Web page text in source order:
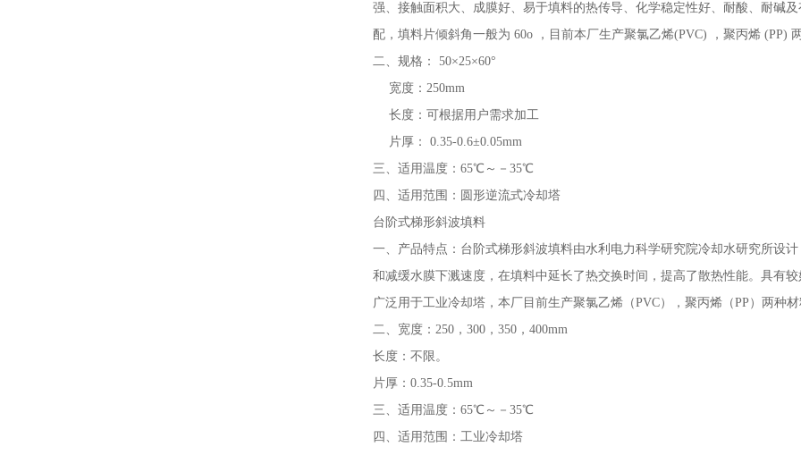
强、接触面积大、成膜好、易于填料的热传导、化学稳定性好、耐酸、耐碱
配，填料片倾斜角一般为 60o ，目前本厂生产聚氯乙烯(PVC) ，聚丙烯 (PP)
二、规格： 50×25×60°
宽度：250mm
长度：可根据用户需求加工
片厚： 0.35-0.6±0.05mm
三、适用温度：65℃～－35℃
四、适用范围：圆形逆流式冷却塔
台阶式梯形斜波填料
一、产品特点：台阶式梯形斜波填料由水利电力科学研究院冷却水研究所设
和减缓水膜下溅速度，在填料中延长了热交换时间，提高了散热性能。具有
广泛用于工业冷却塔，本厂目前生产聚氯乙烯（PVC），聚丙烯（PP）两种
二、宽度：250，300，350，400mm
长度：不限。
片厚：0.35-0.5mm
三、适用温度：65℃～－35℃
四、适用范围：工业冷却塔